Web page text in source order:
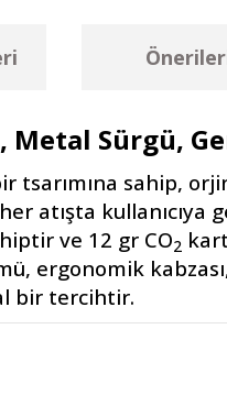
Metal Sürgü,
tsarımına sahip,
atışta kullanıcıya
ve 12 gr CO2
ergonomik
bir tercihtir.